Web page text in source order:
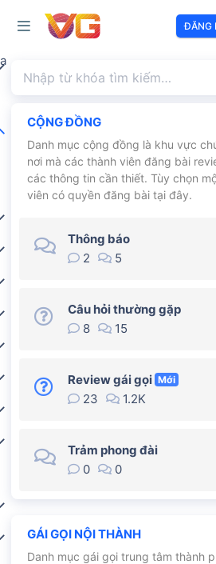
ĐĂNG
a
CỘNG ĐỒNG
Danh mục cộng đồng là khu vực
nơi mà các thành viên đăng bài
các thông tin cần thiết. Tùy chọn
viên có quyền đăng bài tại đây.
Thông báo
2
5
Câu hỏi thường gặp
8
15
Review gái gọi Mới
23 1.2K
Trảm phong đài
0
0
GÁI GỌI NỘI THÀNH
Danh mục gái gọi trung tâm thành